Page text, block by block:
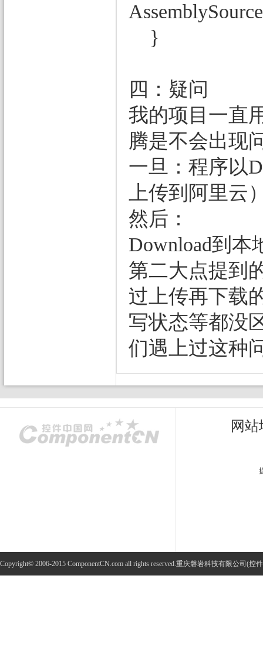
}
四：疑问
我的项目一直
腾是不会出现
一旦：程序以
上传到阿里云
然后：
Download到
第二大点提到
过上传再下载
写状态等都没
们遇上过这种
网
Copyright© 2006-2015 ComponentCN.com all rights reserved.重庆磐岩科技有限公司(